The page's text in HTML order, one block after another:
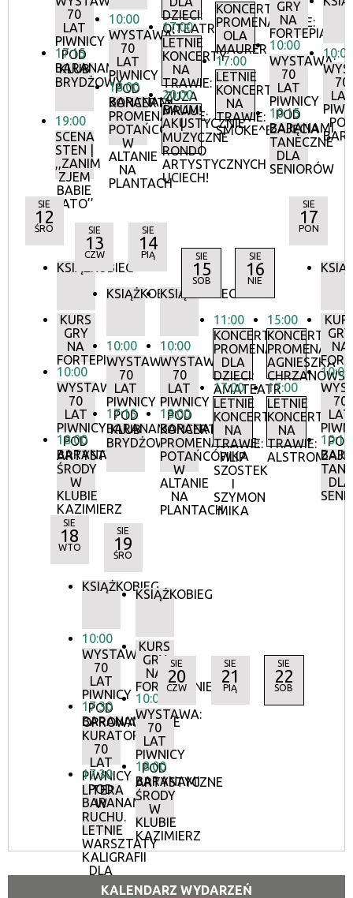
70
LAT
PIWNICY
POD
BARANAMI
17:15
KLUB
BRYDŻOWY
19:00
SCENA
STEN |
,,ZANIM
ZJEM
BABIE
LATO’’
10:00
WYSTAWA:
70
LAT
PIWNICY
POD
BARANAMI
18:00
KONCERTY
PROMENADOWE:
POTAŃCÓWKA
W
ALTANIE
NA
PLANTACH
DZIECI:
O!TEATR
17:00
LETNIE
KONCERTY
NA
TRAWIE:
ZUZA
BAUM
AKUSTYCZNIE
20:00
MRAU!
|
MUZYCZNE
RONDO
ARTYSTYCZNYCH
UCIECH!
KONCERTY
PROMENADOWE:
OLA
MAURER
17:00
LETNIE
KONCERTY
NA
TRAWIE:
SMOKE^BLUES
GRY
NA
FORTEPIANIE
10:00
WYSTAWA:
70
LAT
PIWNICY
POD
BARANAMI
10:15
ZAJĘCIA
TANECZNE
DLA
SENIORÓW
10:00
70
LAT
SIE
12
ŚRO
KSIĄŻKOBIEG
KURS
GRY
NA
FORTEPIANIE
10:00
WYSTAWA:
70
LAT
PIWNICY
POD
BARANAMI
18:00
ARTYSTYCZNE
ŚRODY
W
KLUBIE
KAZIMIERZ
SIE
13
CZW
KSIĄŻKOBIEG
10:00
WYSTAWA:
70
LAT
PIWNICY
POD
BARANAMI
17:15
KLUB
BRYDŻOWY
SIE
14
PIĄ
KSIĄŻKOBIEG
10:00
WYSTAWA:
70
LAT
PIWNICY
POD
BARANAMI
18:00
KONCERTY
PROMENADOWE:
POTAŃCÓWKA
W
ALTANIE
NA
PLANTACH
SIE
15
SOB
11:00
KONCERTY
PROMENADOWE
DLA
DZIECI:
AMATEATR
17:00
LETNIE
KONCERTY
NA
TRAWIE:
FILIP
SZOSTEK
I
SZYMON
MIKA
SIE
16
NIE
15:00
KONCERTY
AGNIESZKA
17:00
LETNIE
KONCERTY
NA
TRAWIE:
ALSTROMERIE
SIE
17
PON
GRY
NA
10:00
70
LAT
POD
10:15
DLA
SIE
18
WTO
KSIĄŻKOBIEG
10:00
WYSTAWA:
70
LAT
PIWNICY
POD
BARANAMI
17:30
OPROWADZANIE
KURATORSKIE:
70
LAT
PIWNICY
POD
BARANAMI
17:30
LITERA
W
RUCHU.
LETNIE
WARSZTATY
KALIGRAFII
DLA
DOROSŁYCH
SIE
19
ŚRO
KSIĄŻKOBIEG
KURS
GRY
NA
FORTEPIANIE
10:00
WYSTAWA:
70
LAT
PIWNICY
POD
BARANAMI
18:00
ARTYSTYCZNE
ŚRODY
W
KLUBIE
KAZIMIERZ
SIE
20
CZW
SIE
21
PIĄ
SIE
22
SOB
KALENDARZ WYDARZEŃ